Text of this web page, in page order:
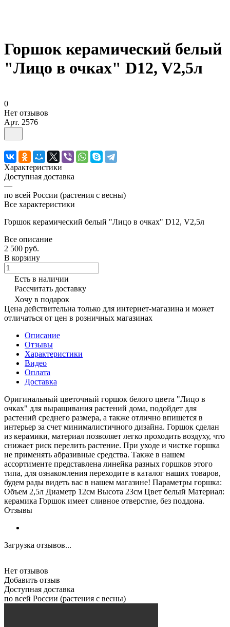
Горшок керамический белый
"Лицо в очках" D12, V2,5л
0
Нет отзывов
Арт. 2576
Характеристики
Доступная доставка
—
по всей России (растения с весны)
Все характеристики
Горшок керамический белый "Лицо в очках" D12, V2,5л
Все описание
2 500 руб.
В корзину
Есть в наличии
Рассчитать доставку
Хочу в подарок
Цена действительна только для интернет-магазина и может
отличаться от цен в розничных магазинах
Описание
Отзывы
Характеристики
Видео
Оплата
Доставка
Оригинальный цветочный горшок белого цвета "Лицо в
очках" для выращивания растений дома, подойдет для
растений среднего размера, а также отлично впишется в
интерьер за счет минималистичного дизайна. Горшок сделан
из керамики, материал позволяет легко проходить воздуху, что
снижает риск перелить растение. При уходе и чистке горшка
не применять абразивные средства. Также в нашем
ассортименте представлена линейка разных горшков этого
типа, для ознакомления переходите в каталог наших товаров,
будем рады видеть вас в нашем магазине! Параметры горшка:
Объем 2,5л Диаметр 12см Высота 23см Цвет белый Материал:
керамика Горшок имеет сливное отверстие, без поддона.
Отзывы
Загрузка отзывов...
Нет отзывов
Добавить отзыв
Доступная доставка
по всей России (растения с весны)